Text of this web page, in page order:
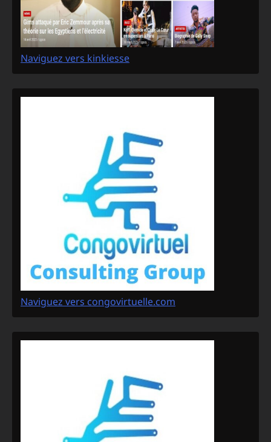
Naviguez vers kinkiesse
Naviguez vers congovirtuelle.com